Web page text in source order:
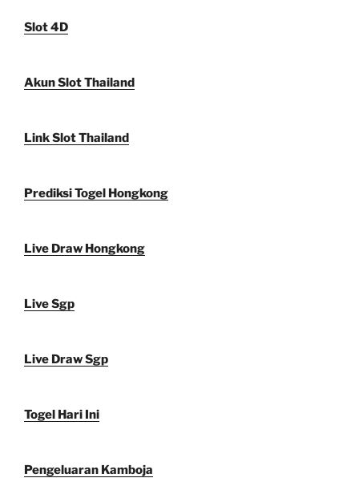
Slot 4D
Akun Slot Thailand
Link Slot Thailand
Prediksi Togel Hongkong
Live Draw Hongkong
Live Sgp
Live Draw Sgp
Togel Hari Ini
Pengeluaran Kamboja